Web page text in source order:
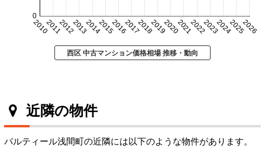
20102011201220132014201520162017201820192020202120222023202420252026
0
西区 中古マンション価格相場 推移・動向
近隣の物件
パルティール浅間町の近隣には以下のような物件があります。